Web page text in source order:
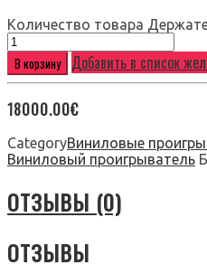
Количество товара
В корзину Добавить в список
18000.00€
CategoryВиниловые
Виниловый проигрыватель
ОТЗЫВЫ (0)
ОТЗЫВЫ